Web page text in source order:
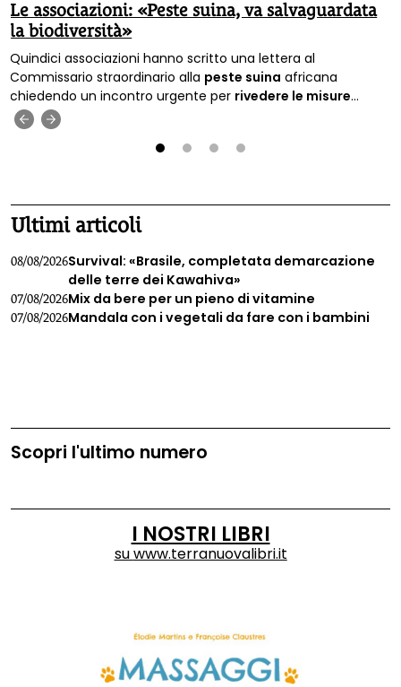
Le associazioni: «Peste suina, va salvaguardata
la biodiversità»
Quindici associazioni hanno scritto una lettera al
Commissario straordinario alla peste suina africana
chiedendo un incontro urgente per rivedere le misure
previste per contrastare l’emergenza sul territorio nazionale.
Ultimi articoli
08/08/2026Survival: «Brasile, completata demarcazione
delle terre dei Kawahiva»
07/08/2026Mix da bere per un pieno di vitamine
07/08/2026Mandala con i vegetali da fare con i bambini
Scopri l'ultimo numero
I NOSTRI LIBRI
suwww.terranuovalibri.it